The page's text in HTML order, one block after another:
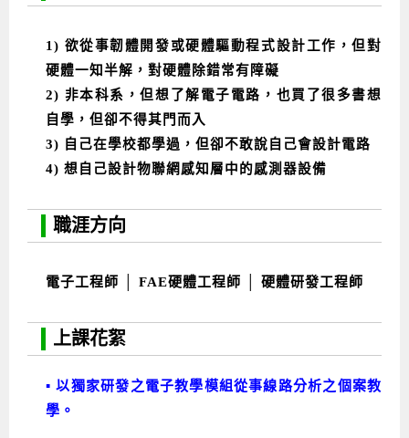
1) 欲從事韌體開發或硬體驅動程式設計工作，但對
硬體一知半解，對硬體除錯常有障礙
2) 非本科系，但想了解電子電路，也買了很多書想
自學，但卻不得其門而入
3)
自己在學校都學過，但卻不敢說自己會設計電路
4) 想自己設計物聯網感知層中的感測器設備
職涯方向
電子工程師 │ FAE硬體工程師 │ 硬體研發工程師
上課花絮
▪ 以獨家研發之電子教學模組從事線路分析之個案教
學 。